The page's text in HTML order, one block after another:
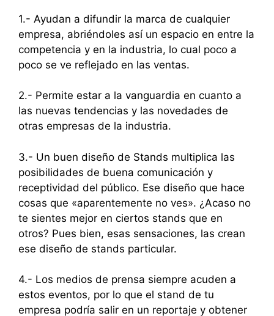
1.- Ayudan a difundir la marca de cualquier
empresa, abriéndoles así un espacio en entre la
competencia y en la industria, lo cual poco a
poco se ve reflejado en las ventas.
2.- Permite estar a la vanguardia en cuanto a
las nuevas tendencias y las novedades de
otras empresas de la industria.
3.- Un buen diseño de Stands multiplica las
posibilidades de buena comunicación y
receptividad del público. Ese diseño que hace
cosas que «aparentemente no ves». ¿Acaso no
te sientes mejor en ciertos stands que en
otros? Pues bien, esas sensaciones, las crean
ese diseño de stands particular.
4.- Los medios de prensa siempre acuden a
estos eventos, por lo que el stand de tu
empresa podría salir en un reportaje y obtener